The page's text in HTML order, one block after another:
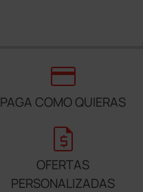
credit_card
PAGA COMO QUIERAS
request_quote
OFERTAS
PERSONALIZADAS